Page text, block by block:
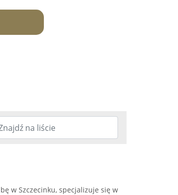
w Szczecinku, specjalizuje się w